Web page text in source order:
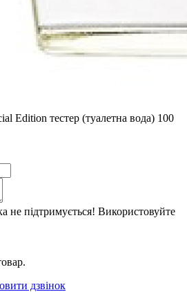
Edition тестер (туалетна вода) 100
не підтримується! Використовуйте
дзвінок